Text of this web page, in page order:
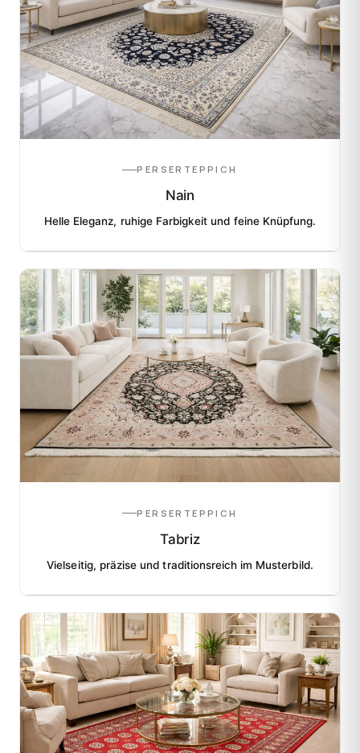
PERSERTEPPICH
Nain
Helle Eleganz, ruhige Farbigkeit und feine Knüpfung.
PERSERTEPPICH
Tabriz
Vielseitig, präzise und traditionsreich im Musterbild.